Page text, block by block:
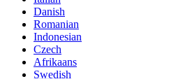
Danish
Romanian
Indonesian
Czech
Afrikaans
Swedish